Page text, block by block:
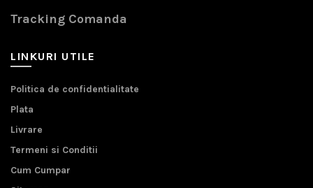
Tracking Comanda
LINKURI UTILE
Politica de confidentialitate
Plata
Livrare
Termeni si Conditii
Cum Cumpar